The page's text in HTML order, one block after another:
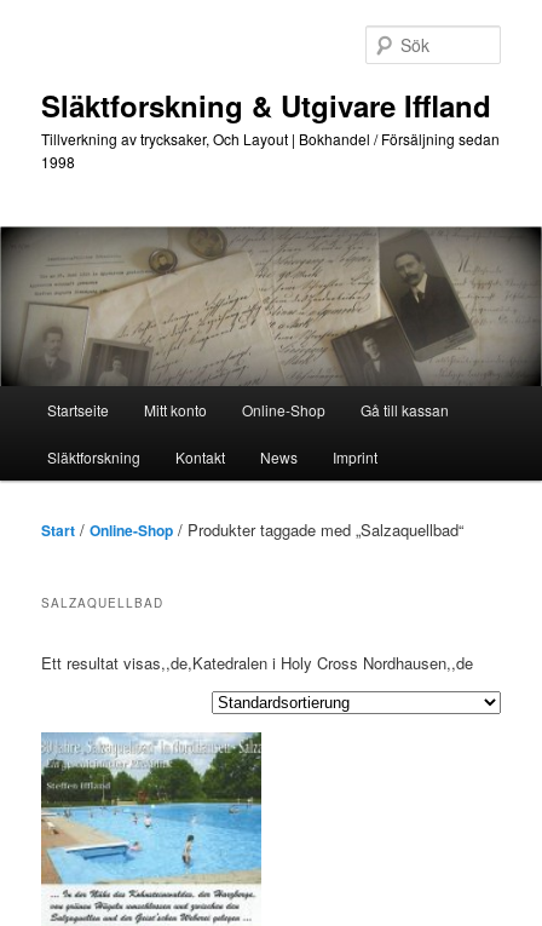
Släktforskning & Utgivare Iffland
Tillverkning av trycksaker, Och Layout | Bokhandel / Försäljning sedan
1998
Startseite Mitt konto Online-Shop Gå till kassan
Släktforskning Kontakt News Imprint
Start /Online-Shop / Produkter taggade med „Salzaquellbad“
SALZAQUELLBAD
Ett resultat visas,,de,Katedralen i Holy Cross Nordhausen,,de